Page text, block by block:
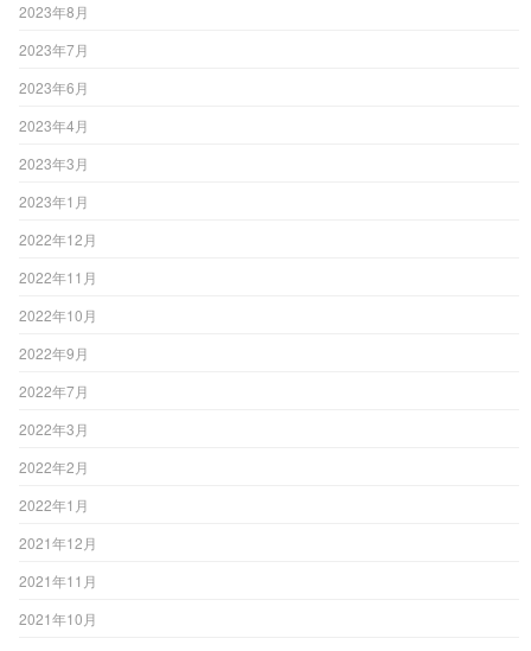
2023年8月
2023年7月
2023年6月
2023年4月
2023年3月
2023年1月
2022年12月
2022年11月
2022年10月
2022年9月
2022年7月
2022年3月
2022年2月
2022年1月
2021年12月
2021年11月
2021年10月